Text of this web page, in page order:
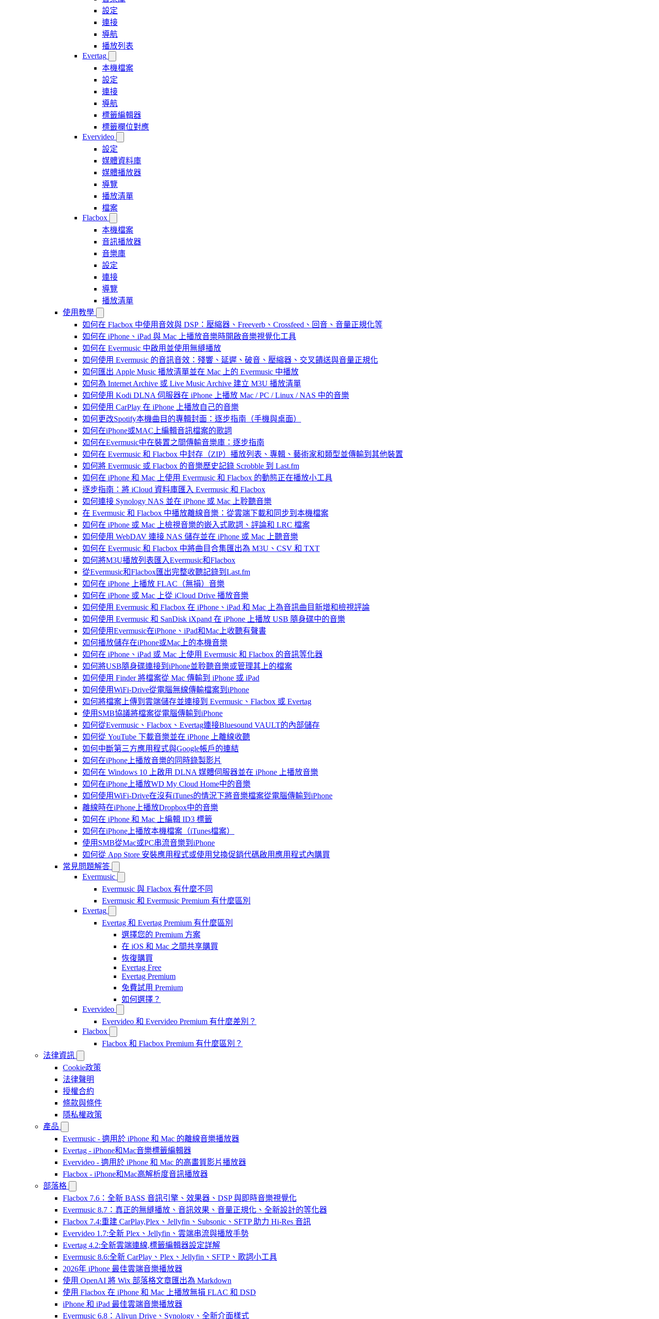
設定
連接
導航
播放列表
Evertag
本機檔案
設定
連接
導航
標籤編輯器
標籤欄位對應
Evervideo
設定
媒體資料庫
媒體播放器
導覽
播放清單
檔案
Flacbox
本機檔案
音訊播放器
音樂庫
設定
連接
導覽
播放清單
使用教學
如何在 Flacbox 中使用音效與 DSP：壓縮器、Freeverb、Crossfeed、回音、音量正規化等
如何在 iPhone、iPad 與 Mac 上播放音樂時開啟音樂視覺化工具
如何在 Evermusic 中啟用並使用無縫播放
如何使用 Evermusic 的音訊音效：殘響、延遲、破音、壓縮器、交叉饋送與音量正規化
如何匯出 Apple Music 播放清單並在 Mac 上的 Evermusic 中播放
如何為 Internet Archive 或 Live Music Archive 建立 M3U 播放清單
如何使用 Kodi DLNA 伺服器在 iPhone 上播放 Mac / PC / Linux / NAS 中的音樂
如何使用 CarPlay 在 iPhone 上播放自己的音樂
如何更改Spotify本機曲目的專輯封面：逐步指南（手機與桌面）
如何在iPhone或MAC上編輯音訊檔案的歌詞
如何在Evermusic中在裝置之間傳輸音樂庫：逐步指南
如何在 Evermusic 和 Flacbox 中封存（ZIP）播放列表、專輯、藝術家和類型並傳輸到其他裝置
如何將 Evermusic 或 Flacbox 的音樂歷史記錄 Scrobble 到 Last.fm
如何在 iPhone 和 Mac 上使用 Evermusic 和 Flacbox 的動態正在播放小工具
逐步指南：將 iCloud 資料庫匯入 Evermusic 和 Flacbox
如何連接 Synology NAS 並在 iPhone 或 Mac 上聆聽音樂
在 Evermusic 和 Flacbox 中播放離線音樂：從雲端下載和同步到本機檔案
如何在 iPhone 或 Mac 上檢視音樂的嵌入式歌詞、評論和 LRC 檔案
如何使用 WebDAV 連接 NAS 儲存並在 iPhone 或 Mac 上聽音樂
如何在 Evermusic 和 Flacbox 中將曲目合集匯出為 M3U、CSV 和 TXT
如何將M3U播放列表匯入Evermusic和Flacbox
從Evermusic和Flacbox匯出完整收聽記錄到Last.fm
如何在 iPhone 上播放 FLAC（無損）音樂
如何在 iPhone 或 Mac 上從 iCloud Drive 播放音樂
如何使用 Evermusic 和 Flacbox 在 iPhone、iPad 和 Mac 上為音訊曲目新增和檢視評論
如何使用 Evermusic 和 SanDisk iXpand 在 iPhone 上播放 USB 隨身碟中的音樂
如何使用Evermusic在iPhone、iPad和Mac上收聽有聲書
如何播放儲存在iPhone或Mac上的本機音樂
如何在 iPhone、iPad 或 Mac 上使用 Evermusic 和 Flacbox 的音訊等化器
如何將USB隨身碟連接到iPhone並聆聽音樂或管理其上的檔案
如何使用 Finder 將檔案從 Mac 傳輸到 iPhone 或 iPad
如何使用WiFi-Drive從電腦無線傳輸檔案到iPhone
如何將檔案上傳到雲端儲存並連接到 Evermusic、Flacbox 或 Evertag
使用SMB協議將檔案從電腦傳輸到iPhone
如何從Evermusic、Flacbox、Evertag連接Bluesound VAULT的內部儲存
如何從 YouTube 下載音樂並在 iPhone 上離線收聽
如何中斷第三方應用程式與Google帳戶的連結
如何在iPhone上播放音樂的同時錄製影片
如何在 Windows 10 上啟用 DLNA 媒體伺服器並在 iPhone 上播放音樂
如何在iPhone上播放WD My Cloud Home中的音樂
如何使用WiFi-Drive在沒有iTunes的情況下將音樂檔案從電腦傳輸到iPhone
離線時在iPhone上播放Dropbox中的音樂
如何在 iPhone 和 Mac 上編輯 ID3 標籤
如何在iPhone上播放本機檔案（iTunes檔案）
使用SMB從Mac或PC串流音樂到iPhone
如何從 App Store 安裝應用程式或使用兌換促銷代碼啟用應用程式內購買
常見問題解答
Evermusic
Evermusic 與 Flacbox 有什麼不同
Evermusic 和 Evermusic Premium 有什麼區別
Evertag
Evertag 和 Evertag Premium 有什麼區別
選擇您的 Premium 方案
在 iOS 和 Mac 之間共享購買
恢復購買
Evertag Free
Evertag Premium
免費試用 Premium
如何選擇？
Evervideo
Evervideo 和 Evervideo Premium 有什麼差別？
Flacbox
Flacbox 和 Flacbox Premium 有什麼區別？
法律資訊
Cookie政策
法律聲明
授權合約
條款與條件
隱私權政策
產品
Evermusic - 適用於 iPhone 和 Mac 的離線音樂播放器
Evertag - iPhone和Mac音樂標籤編輯器
Evervideo - 適用於 iPhone 和 Mac 的高畫質影片播放器
Flacbox - iPhone和Mac高解析度音訊播放器
部落格
Flacbox 7.6：全新 BASS 音訊引擎、效果器、DSP 與即時音樂視覺化
Evermusic 8.7：真正的無縫播放、音訊效果、音量正規化、全新設計的等化器
Flacbox 7.4:重建 CarPlay,Plex、Jellyfin、Subsonic、SFTP 助力 Hi-Res 音訊
Evervideo 1.7:全新 Plex、Jellyfin、雲端串流與播放手勢
Evertag 4.2:全新雲端連線,標籤編輯器設定詳解
Evermusic 8.6:全新 CarPlay、Plex、Jellyfin、SFTP、歌詞小工具
2026年 iPhone 最佳雲端音樂播放器
使用 OpenAI 將 Wix 部落格文章匯出為 Markdown
使用 Flacbox 在 iPhone 和 Mac 上播放無損 FLAC 和 DSD
iPhone 和 iPad 最佳雲端音樂播放器
Evermusic 6.8：Aliyun Drive、Synology、全新介面樣式